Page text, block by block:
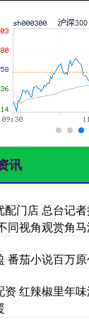
讯
配门店 总台记
同视角观赏角
番茄小说百万
资 红辣椒里年